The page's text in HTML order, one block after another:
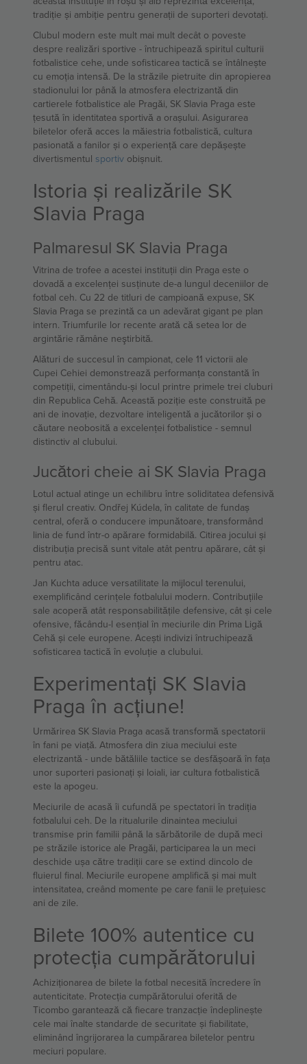
tradiție și ambiție pentru generații de suporteri devotați.
Clubul modern este mult mai mult decât o poveste
despre realizări sportive - întruchipează spiritul culturii
fotbalistice cehe, unde sofisticarea tactică se întâlnește
cu emoția intensă. De la străzile pietruite din apropierea
stadionului lor până la atmosfera electrizantă din
cartierele fotbalistice ale Pragăi, SK Slavia Praga este
țesută în identitatea sportivă a orașului. Asigurarea
biletelor oferă acces la măiestria fotbalistică, cultura
pasionată a fanilor și o experiență care depășește
divertismentul sportiv obișnuit.
Istoria și realizările SK
Slavia Praga
Palmaresul SK Slavia Praga
Vitrina de trofee a acestei instituții din Praga este o
dovadă a excelenței susținute de-a lungul deceniilor de
fotbal ceh. Cu 22 de titluri de campioană expuse, SK
Slavia Praga se prezintă ca un adevărat gigant pe plan
intern. Triumfurile lor recente arată că setea lor de
argintărie rămâne neştirbită.
Alături de succesul în campionat, cele 11 victorii ale
Cupei Cehiei demonstrează performanța constantă în
competiții, cimentându-și locul printre primele trei cluburi
din Republica Cehă. Această poziție este construită pe
ani de inovație, dezvoltare inteligentă a jucătorilor și o
căutare neobosită a excelenței fotbalistice - semnul
distinctiv al clubului.
Jucători cheie ai SK Slavia Praga
Lotul actual atinge un echilibru între soliditatea defensivă
și flerul creativ. Ondřej Kúdela, în calitate de fundaș
central, oferă o conducere impunătoare, transformând
linia de fund într-o apărare formidabilă. Citirea jocului și
distribuția precisă sunt vitale atât pentru apărare, cât și
pentru atac.
Jan Kuchta aduce versatilitate la mijlocul terenului,
exemplificând cerințele fotbalului modern. Contribuțiile
sale acoperă atât responsabilitățile defensive, cât și cele
ofensive, făcându-l esențial în meciurile din Prima Ligă
Cehă și cele europene. Acești indivizi întruchipează
sofisticarea tactică în evoluție a clubului.
Experimentați SK Slavia
Praga în acțiune!
Urmărirea SK Slavia Praga acasă transformă spectatorii
în fani pe viață. Atmosfera din ziua meciului este
electrizantă - unde bătăliile tactice se desfășoară în fața
unor suporteri pasionați și loiali, iar cultura fotbalistică
este la apogeu.
Meciurile de acasă îi cufundă pe spectatori în tradiția
fotbalului ceh. De la ritualurile dinaintea meciului
transmise prin familii până la sărbătorile de după meci
pe străzile istorice ale Pragăi, participarea la un meci
deschide ușa către tradiții care se extind dincolo de
fluierul final. Meciurile europene amplifică și mai mult
intensitatea, creând momente pe care fanii le prețuiesc
ani de zile.
Bilete 100% autentice cu
protecția cumpărătorului
Achiziționarea de bilete la fotbal necesită încredere în
autenticitate. Protecția cumpărătorului oferită de
Ticombo garantează că fiecare tranzacție îndeplinește
cele mai înalte standarde de securitate și fiabilitate,
eliminând îngrijorarea la cumpărarea biletelor pentru
meciuri populare.